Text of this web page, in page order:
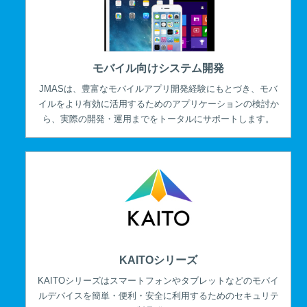
モバイル向けシステム開発
JMASは、豊富なモバイルアプリ開発経験にもとづき、モバ
イルをより有効に活用するためのアプリケーションの検討か
ら、実際の開発・運用までをトータルにサポートします。
KAITOシリーズ
KAITOシリーズはスマートフォンやタブレットなどのモバイ
ルデバイスを簡単・便利・安全に利用するためのセキュリテ